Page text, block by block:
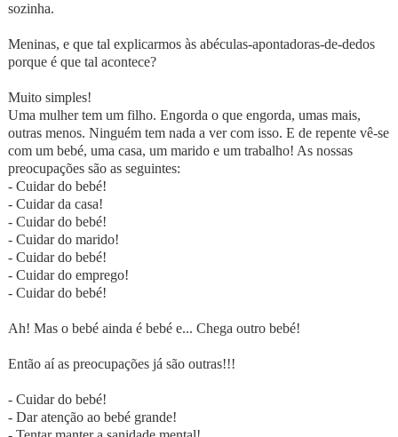
sozinha.
Meninas, e que tal explicarmos às abéculas-apontadoras-de-dedos
porque é que tal acontece?
Muito simples!
Uma mulher tem um filho. Engorda o que engorda, umas mais,
outras menos. Ninguém tem nada a ver com isso. E de repente vê-se
com um bebé, uma casa, um marido e um trabalho! As nossas
preocupações são as seguintes:
- Cuidar do bebé!
- Cuidar da casa!
- Cuidar do bebé!
- Cuidar do marido!
- Cuidar do bebé!
- Cuidar do emprego!
- Cuidar do bebé!
Ah! Mas o bebé ainda é bebé e... Chega outro bebé!
Então aí as preocupações já são outras!!!
- Cuidar do bebé!
- Dar atenção ao bebé grande!